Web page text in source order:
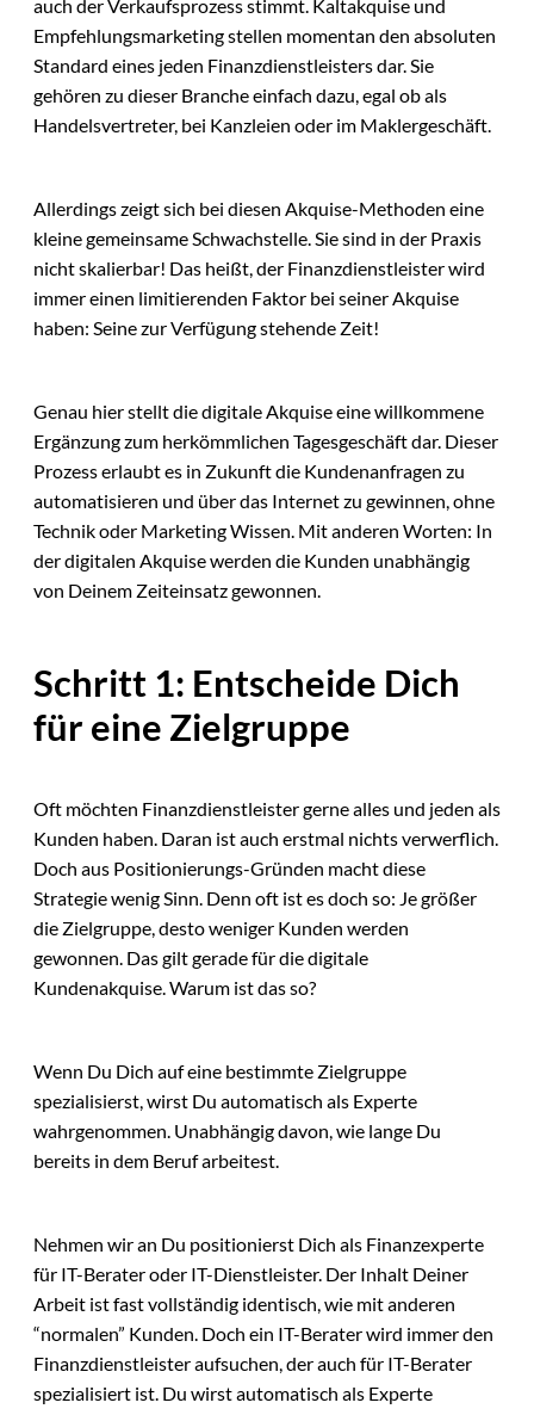
auch der Verkaufsprozess stimmt. Kaltakquise und
Empfehlungsmarketing stellen momentan den absoluten
Standard eines jeden Finanzdienstleisters dar. Sie
gehören zu dieser Branche einfach dazu, egal ob als
Handelsvertreter, bei Kanzleien oder im Maklergeschäft.
Allerdings zeigt sich bei diesen Akquise-Methoden eine
kleine gemeinsame Schwachstelle. Sie sind in der Praxis
nicht skalierbar! Das heißt, der Finanzdienstleister wird
immer einen limitierenden Faktor bei seiner Akquise
haben: Seine zur Verfügung stehende Zeit!
Genau hier stellt die digitale Akquise eine willkommene
Ergänzung zum herkömmlichen Tagesgeschäft dar. Dieser
Prozess erlaubt es in Zukunft die Kundenanfragen zu
automatisieren und über das Internet zu gewinnen, ohne
Technik oder Marketing Wissen. Mit anderen Worten: In
der digitalen Akquise werden die Kunden unabhängig
von Deinem Zeiteinsatz gewonnen.
Schritt 1: Entscheide Dich
für eine Zielgruppe
Oft möchten Finanzdienstleister gerne alles und jeden als
Kunden haben. Daran ist auch erstmal nichts verwerflich.
Doch aus Positionierungs-Gründen macht diese
Strategie wenig Sinn. Denn oft ist es doch so: Je größer
die Zielgruppe, desto weniger Kunden werden
gewonnen. Das gilt gerade für die digitale
Kundenakquise. Warum ist das so?
Wenn Du Dich auf eine bestimmte Zielgruppe
spezialisierst, wirst Du automatisch als Experte
wahrgenommen. Unabhängig davon, wie lange Du
bereits in dem Beruf arbeitest.
Nehmen wir an Du positionierst Dich als Finanzexperte
für IT-Berater oder IT-Dienstleister. Der Inhalt Deiner
Arbeit ist fast vollständig identisch, wie mit anderen
“normalen” Kunden. Doch ein IT-Berater wird immer den
Finanzdienstleister aufsuchen, der auch für IT-Berater
spezialisiert ist. Du wirst automatisch als Experte